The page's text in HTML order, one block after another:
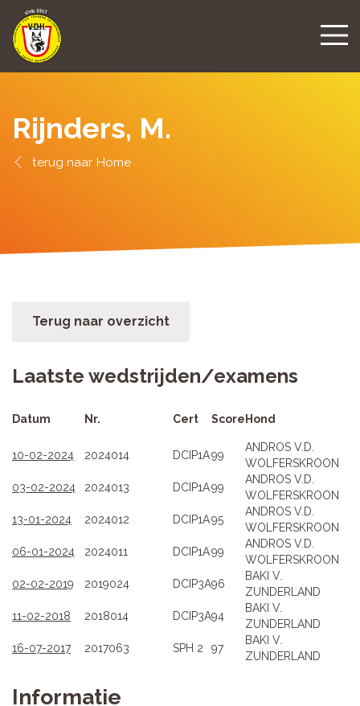
Rijnders, M.
Home
Terug naar overzicht
Laatste wedstrijden/examens
Datum Nr. Cert Score Hond
10-02-2024 2024014 DCIP1A99
ANDROS V.D.
WOLFERSKROON
03-02-2024
2024013 DCIP1A99
ANDROS V.D.
WOLFERSKROON
13-01-2024
2024012 DCIP1A95
ANDROS V.D.
WOLFERSKROON
06-01-2024
2024011 DCIP1A99
ANDROS V.D.
WOLFERSKROON
02-02-2019
2019024 DCIP3A96
BAKI V.
ZUNDERLAND
11-02-2018
2018014 DCIP3A94
BAKI V.
ZUNDERLAND
16-07-2017
2017063 SPH 2 97
BAKI V.
ZUNDERLAND
Informatie